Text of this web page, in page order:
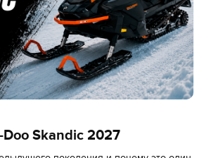
Skandic 2027